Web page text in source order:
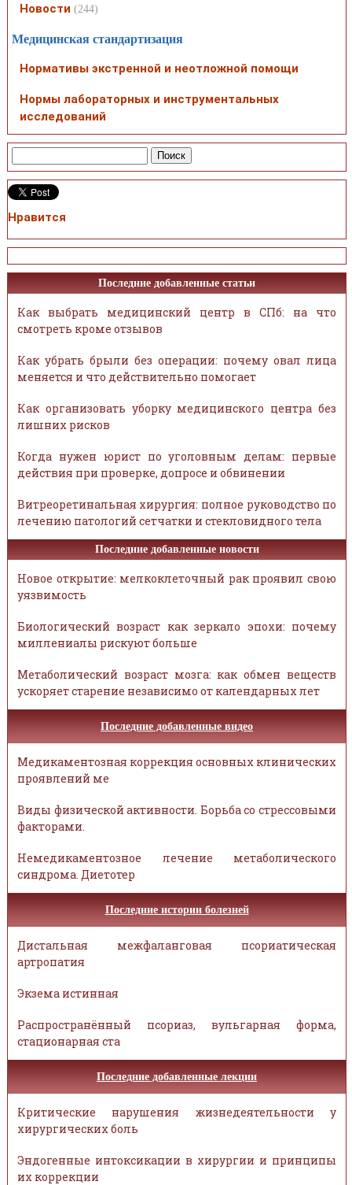
Новости (244)
Медицинская стандартизация
Нормативы экстренной и неотложной помощи
Нормы лабораторных и инструментальных
исследований
Нравится
Последние добавленные статьи
Как выбрать медицинский центр в СПб: на что
смотреть кроме отзывов
Как убрать брыли без операции: почему овал лица
меняется и что действительно помогает
Как организовать уборку медицинского центра без
лишних рисков
Когда нужен юрист по уголовным делам: первые
действия при проверке, допросе и обвинении
Витреоретинальная хирургия: полное руководство по
лечению патологий сетчатки и стекловидного тела
Последние добавленные новости
Новое открытие: мелкоклеточный рак проявил свою
уязвимость
Биологический возраст как зеркало эпохи: почему
миллениалы рискуют больше
Метаболический возраст мозга: как обмен веществ
ускоряет старение независимо от календарных лет
Последние добавленные видео
Медикаментозная коррекция основных клинических
проявлений ме
Виды физической активности. Борьба со стрессовыми
факторами.
Немедикаментозное лечение метаболического
синдрома. Диетотер
Последние истории болезней
Дистальная межфаланговая псориатическая
артропатия
Экзема истинная
Распространённый псориаз, вульгарная форма,
стационарная ста
Последние добавленные лекции
Критические нарушения жизнедеятельности у
хирургических боль
Эндогенные интоксикации в хирургии и принципы
их коррекции